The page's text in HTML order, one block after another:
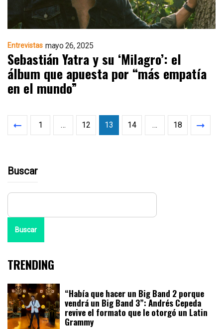
Entrevistas mayo 26, 2025
Sebastián Yatra y su ‘Milagro’: el
álbum que apuesta por “más empatía
en el mundo”
1 … 12 13 14 … 18
Buscar
Buscar
TRENDING
“Había que hacer un Big Band 2 porque
vendrá un Big Band 3”: Andrés Cepeda
revive el formato que le otorgó un Latin
Grammy